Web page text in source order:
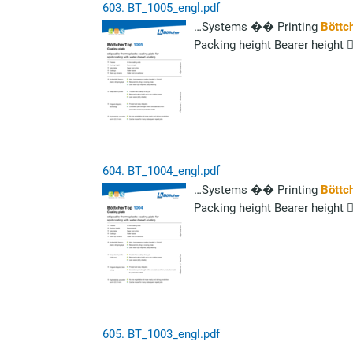
603. BT_1005_engl.pdf
…Systems �� Printing
Packing height Bearer height
604. BT_1004_engl.pdf
…Systems �� Printing
Packing height Bearer height
605. BT_1003_engl.pdf